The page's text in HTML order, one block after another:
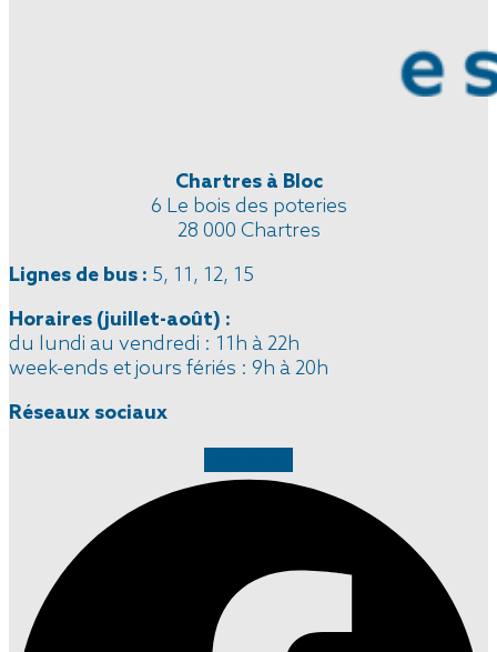
Chartres à Bloc
6 Le bois des poteries
28 000 Chartres
Lignes de bus : 5, 11, 12, 15
Horaires (juillet-août) :
du lundi au vendredi : 11h à 22h
week-ends et jours fériés : 9h à 20h
Réseaux sociaux